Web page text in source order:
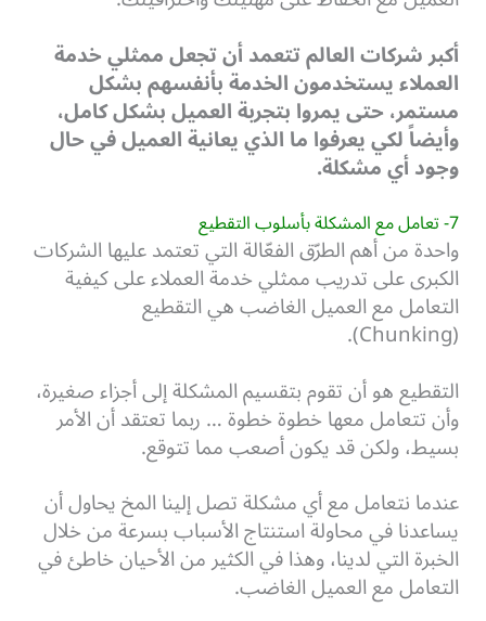
أكبر شركات العالم تتعمد أن تجعل ممثلي خدمة
العملاء يستخدمون الخدمة بأنفسهم بشكل
مستمر، حتى يمروا بتجربة العميل بشكل كامل،
وأيضاً لكي يعرفوا ما الذي يعانية العميل في حال
وجود أي مشكلة.
7- تعامل مع المشكلة بأسلوب التقطيع
واحدة من أهم الطرّق الفعّالة التي تعتمد عليها الشركات
الكبرى على تدريب ممثلي خدمة العملاء على كيفية
التعامل مع العميل الغاضب هي التقطيع
(Chunking).
التقطيع هو أن تقوم بتقسيم المشكلة إلى أجزاء صغيرة،
وأن تتعامل معها خطوة خطوة … ربما تعتقد أن الأمر
بسيط، ولكن قد يكون أصعب مما تتوقع.
عندما نتعامل مع أي مشكلة تصل إلينا المخ يحاول أن
يساعدنا في محاولة استنتاج الأسباب بسرعة من خلال
الخبرة التي لدينا، وهذا في الكثير من الأحيان خاطئ في
التعامل مع العميل الغاضب.